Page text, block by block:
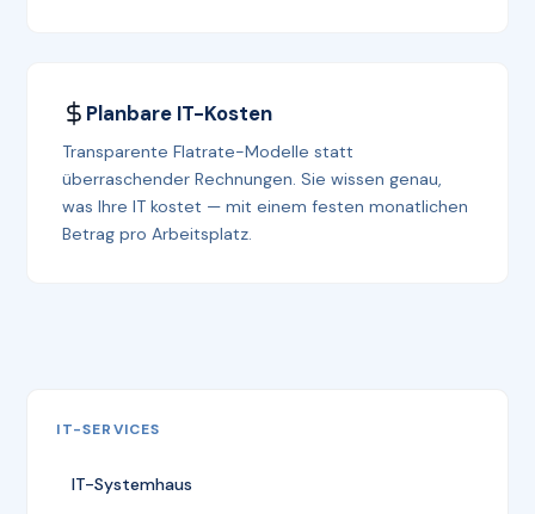
Planbare IT-Kosten
Transparente Flatrate-Modelle statt
überraschender Rechnungen. Sie wissen genau,
was Ihre IT kostet — mit einem festen monatlichen
Betrag pro Arbeitsplatz.
IT-SERVICES
IT-Systemhaus